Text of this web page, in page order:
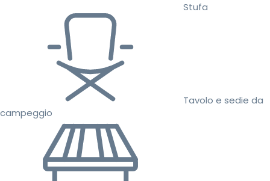
Stufa
Tavolo e sedie da
campeggio